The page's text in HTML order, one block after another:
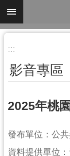
跳到主要內容區塊
進
搜
尋
識
我
:::
影音專區
2025年桃
發布單位：公
資料提供單位